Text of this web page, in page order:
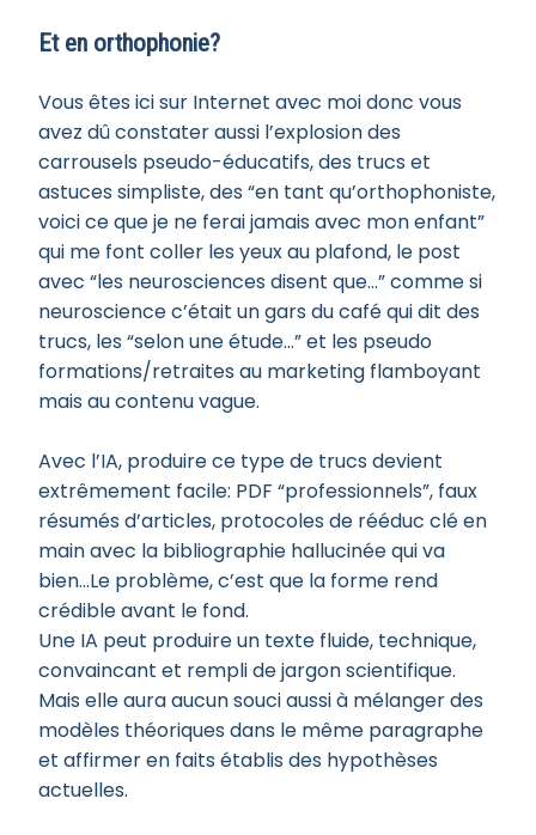
Et en orthophonie?
Vous êtes ici sur Internet avec moi donc vous
avez dû constater aussi l’explosion des
carrousels pseudo-éducatifs, des trucs et
astuces simpliste, des “en tant qu’orthophoniste,
voici ce que je ne ferai jamais avec mon enfant”
qui me font coller les yeux au plafond, le post
avec “les neurosciences disent que…” comme si
neuroscience c’était un gars du café qui dit des
trucs, les “selon une étude…” et les pseudo
formations/retraites au marketing flamboyant
mais au contenu vague.
Avec l’IA, produire ce type de trucs devient
extrêmement facile: PDF “professionnels”, faux
résumés d’articles, protocoles de rééduc clé en
main avec la bibliographie hallucinée qui va
bien…Le problème, c’est que la forme rend
crédible avant le fond.
Une IA peut produire un texte fluide, technique,
convaincant et rempli de jargon scientifique.
Mais elle aura aucun souci aussi à mélanger des
modèles théoriques dans le même paragraphe
et affirmer en faits établis des hypothèses
actuelles.